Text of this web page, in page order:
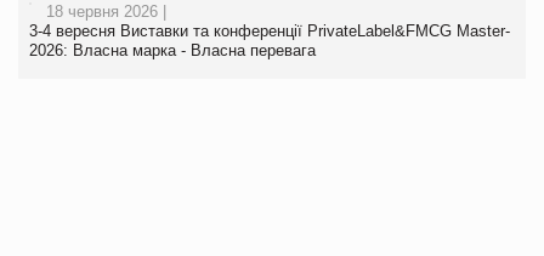
18 червня 2026 |
3-4 вересня Виставки та конференції PrivateLabel&FMCG Master-
2026: Власна марка - Власна перевага